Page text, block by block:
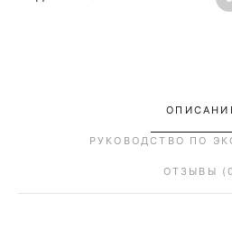
РУКОВОДСТВО ПО
ОТЗЫВЫ